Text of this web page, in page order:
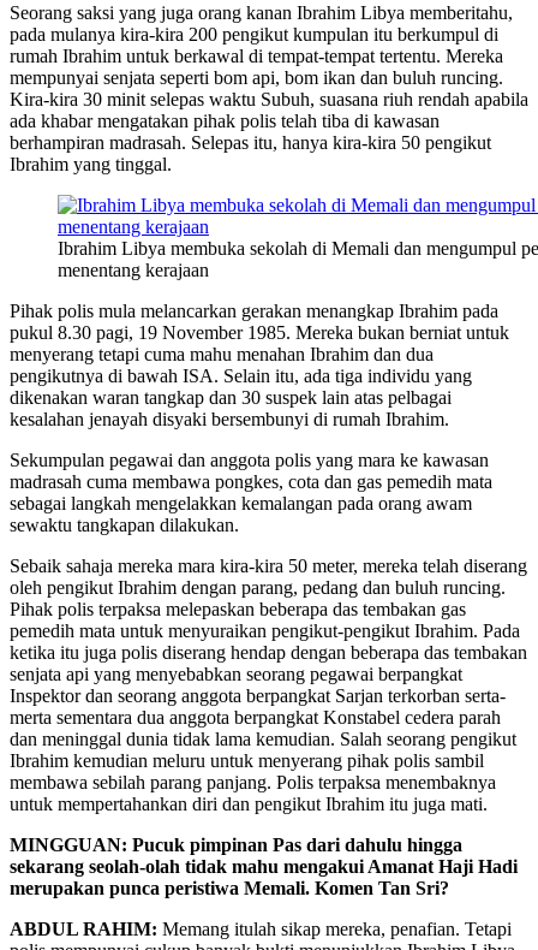
Seorang saksi yang juga orang kanan Ibrahim Libya memberitahu,
pada mulanya kira-kira 200 pengikut kumpulan itu berkumpul di
rumah Ibrahim untuk berkawal di tempat-tempat tertentu. Mereka
mempunyai senjata seperti bom api, bom ikan dan buluh runcing.
Kira-kira 30 minit selepas waktu Subuh, suasana riuh rendah apabila
ada khabar mengatakan pihak polis telah tiba di kawasan
berhampiran madrasah. Selepas itu, hanya kira-kira 50 pengikut
Ibrahim yang tinggal.
Ibrahim Libya membuka sekolah di Memali dan mengumpul
menentang kerajaan
Pihak polis mula melancarkan gerakan menangkap Ibrahim pada
pukul 8.30 pagi, 19 November 1985. Mereka bukan berniat untuk
menyerang tetapi cuma mahu menahan Ibrahim dan dua
pengikutnya di bawah ISA. Selain itu, ada tiga individu yang
dikenakan waran tangkap dan 30 suspek lain atas pelbagai
kesalahan jenayah disyaki bersembunyi di rumah Ibrahim.
Sekumpulan pegawai dan anggota polis yang mara ke kawasan
madrasah cuma membawa pongkes, cota dan gas pemedih mata
sebagai langkah mengelakkan kemalangan pada orang awam
sewaktu tangkapan dilakukan.
Sebaik sahaja mereka mara kira-kira 50 meter, mereka telah diserang
oleh pengikut Ibrahim dengan parang, pedang dan buluh runcing.
Pihak polis terpaksa melepaskan beberapa das tembakan gas
pemedih mata untuk menyuraikan pengikut-pengikut Ibrahim. Pada
ketika itu juga polis diserang hendap dengan beberapa das tembakan
senjata api yang menyebabkan seorang pegawai berpangkat
Inspektor dan seorang anggota berpangkat Sarjan terkorban serta-
merta sementara dua anggota berpangkat Konstabel cedera parah
dan meninggal dunia tidak lama kemudian. Salah seorang pengikut
Ibrahim kemudian meluru untuk menyerang pihak polis sambil
membawa sebilah parang panjang. Polis terpaksa menembaknya
untuk mempertahankan diri dan pengikut Ibrahim itu juga mati.
MINGGUAN: Pucuk pimpinan Pas dari dahulu hingga
sekarang seolah-olah tidak mahu mengakui Amanat Haji Hadi
merupakan punca peristiwa Memali. Komen Tan Sri?
ABDUL RAHIM: Memang itulah sikap mereka, penafian. Tetapi